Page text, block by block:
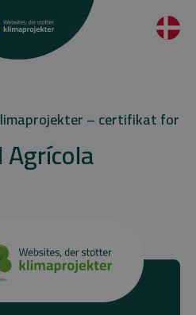
– certifikat for